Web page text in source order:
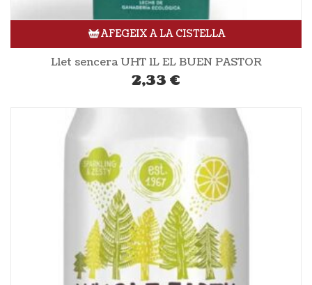
AFEGEIX A LA CISTELLA
Llet sencera UHT 1L EL BUEN PASTOR
2,33 €